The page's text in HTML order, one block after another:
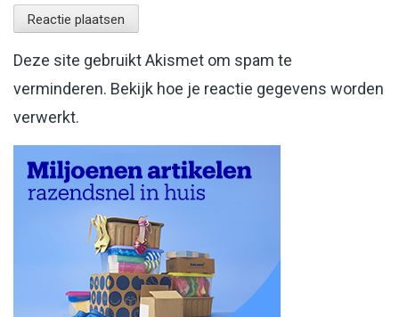
Deze site gebruikt Akismet om spam te
verminderen. Bekijk hoe je reactie gegevens worden
verwerkt.